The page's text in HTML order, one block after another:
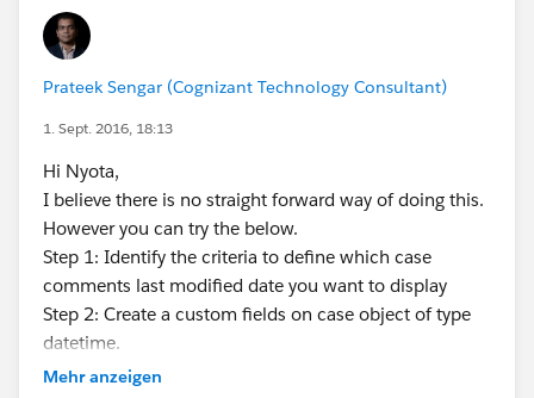
Prateek Sengar (Cognizant Technology Consultant)
1. Sept. 2016, 18:13
Hi Nyota,
I believe there is no straight forward way of doing this.
However you can try the below.
Step 1: Identify the criteria to define which case
comments last modified date you want to display
Step 2: Create a custom fields on case object of type
datetime.
Step 3: Depending upon the complexity of the criteria
Mehr anzeigen